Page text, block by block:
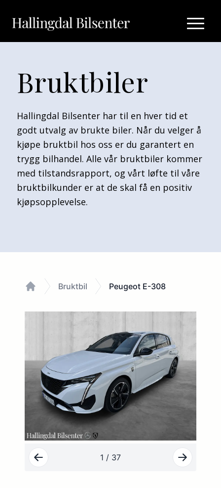
Bruktbiler
Hallingdal Bilsenter har til en hver tid et
godt utvalg av brukte biler. Når du velger å
kjøpe bruktbil hos oss er du garantert en
trygg bilhandel. Alle vår bruktbiler kommer
med tilstandsrapport, og vårt løfte til våre
bruktbilkunder er at de skal få en positiv
kjøpsopplevelse.
Bruktbil Peugeot E-308
1 / 37